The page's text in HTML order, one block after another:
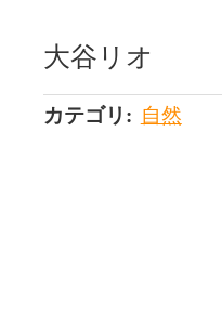
大谷リオ
カテゴリ : 自然